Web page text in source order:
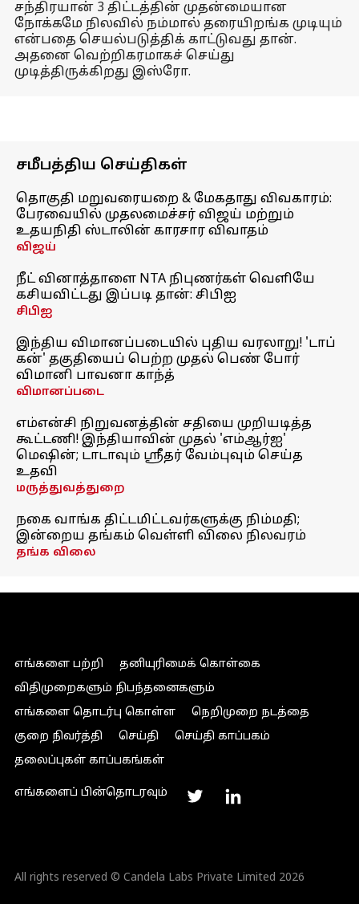
சந்திரயான் 3 திட்டத்தின் முதன்மையான
நோக்கமே நிலவில் நம்மால் தரையிறங்க முடியும்
என்பதை செயல்படுத்திக் காட்டுவது தான்.
அதனை வெற்றிகரமாகச் செய்து
முடித்திருக்கிறது இஸ்ரோ.
சமீபத்திய செய்திகள்
தொகுதி மறுவரையறை & மேகதாது விவகாரம்:
பேரவையில் முதலமைச்சர் விஜய் மற்றும்
உதயநிதி ஸ்டாலின் காரசார விவாதம்
விஜய்
நீட் வினாத்தாளை NTA நிபுணர்கள் வெளியே
கசியவிட்டது இப்படி தான்: சிபிஐ
சிபிஐ
இந்திய விமானப்படையில் புதிய வரலாறு! 'டாப்
கன்' தகுதியைப் பெற்ற முதல் பெண் போர்
விமானி பாவனா காந்த்
விமானப்படை
எம்என்சி நிறுவனத்தின் சதியை முறியடித்த
கூட்டணி! இந்தியாவின் முதல் 'எம்ஆர்ஐ'
மெஷின்; டாடாவும் ஸ்ரீதர் வேம்புவும் செய்த
உதவி
மருத்துவத்துறை
நகை வாங்க திட்டமிட்டவர்களுக்கு நிம்மதி;
இன்றைய தங்கம் வெள்ளி விலை நிலவரம்
தங்க விலை
எங்களை பற்றி
தனியுரிமைக் கொள்கை
விதிமுறைகளும் நிபந்தனைகளும்
எங்களை தொடர்பு கொள்ள
நெறிமுறை நடத்தை
குறை நிவர்த்தி
செய்தி
செய்தி காப்பகம்
தலைப்புகள் காப்பகங்கள்
எங்களைப் பின்தொடரவும்
All rights reserved © Candela Labs Private Limited 2026